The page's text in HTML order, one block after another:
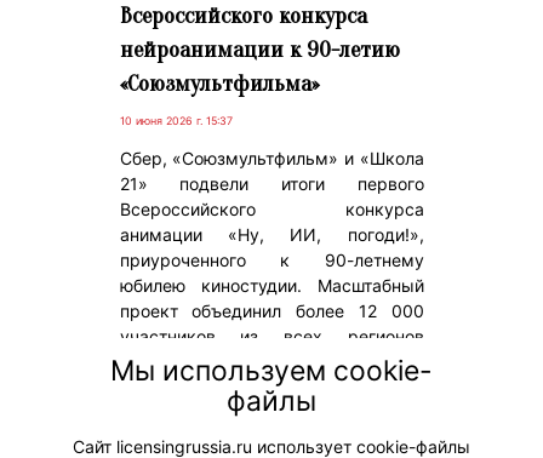
Всероссийского конкурса
нейроанимации к 90-летию
«Союзмультфильма»
10 июня 2026 г. 15:37
Сбер, «Союзмультфильм» и «Школа
21» подвели итоги первого
Всероссийского конкурса
анимации «Ну, ИИ, погоди!»,
приуроченного к 90-летнему
юбилею киностудии. Масштабный
проект объединил более 12 000
участников из всех регионов
России от Калининграда до
Камчатки, помог каждому
проверить и раскрыть свой
творческий потенциал.
Мы используем cookie-
файлы
Сайт licensingrussia.ru использует cookie-файлы